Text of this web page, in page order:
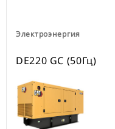
Электроэнергия
DE220 GC (50Гц)